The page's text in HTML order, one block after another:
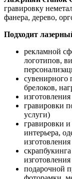
гравировку
фанера, дерево,
Подходит
рекламной
логотипов,
сувенирного
брелоков,
гравировки
услуги)
гравировки
интерьера,
подарочной